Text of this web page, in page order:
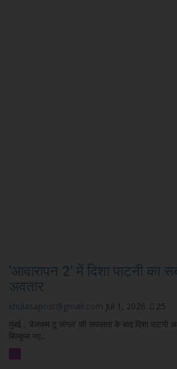
'आवारापन 2' में दिशा पाटनी का
अवतार
khulasapost@gmail.com Jul 1, 2026
25
मुंबई : 'वेलकम टू जंगल' की सफलता के बाद दिशा पाटनी
बिल्कुल नए...
खेल